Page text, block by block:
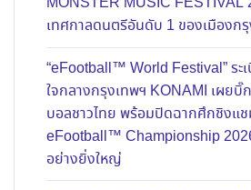
เทศกาลดนตรีอันดับ 1 ของเมืองก
“eFootball™ World Festival” ระ
ใจกลางกรุงเทพฯ KONAMI เผยบิ๊
บอลชาวไทย พร้อมปิดฉากศึกชิงแช
eFootball™ Championship
อย่างยิ่งใหญ่